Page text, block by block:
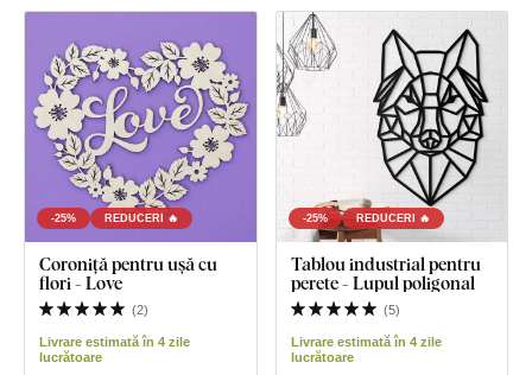
-25% REDUCERI 🔥
Coroniță pentru ușă cu
flori - Love
(2)
Livrare estimată în 4 zile
lucrătoare
-25% REDUCERI 🔥
Tablou industrial pentru
perete - Lupul poligonal
(5)
Livrare estimată în 4 zile
lucrătoare